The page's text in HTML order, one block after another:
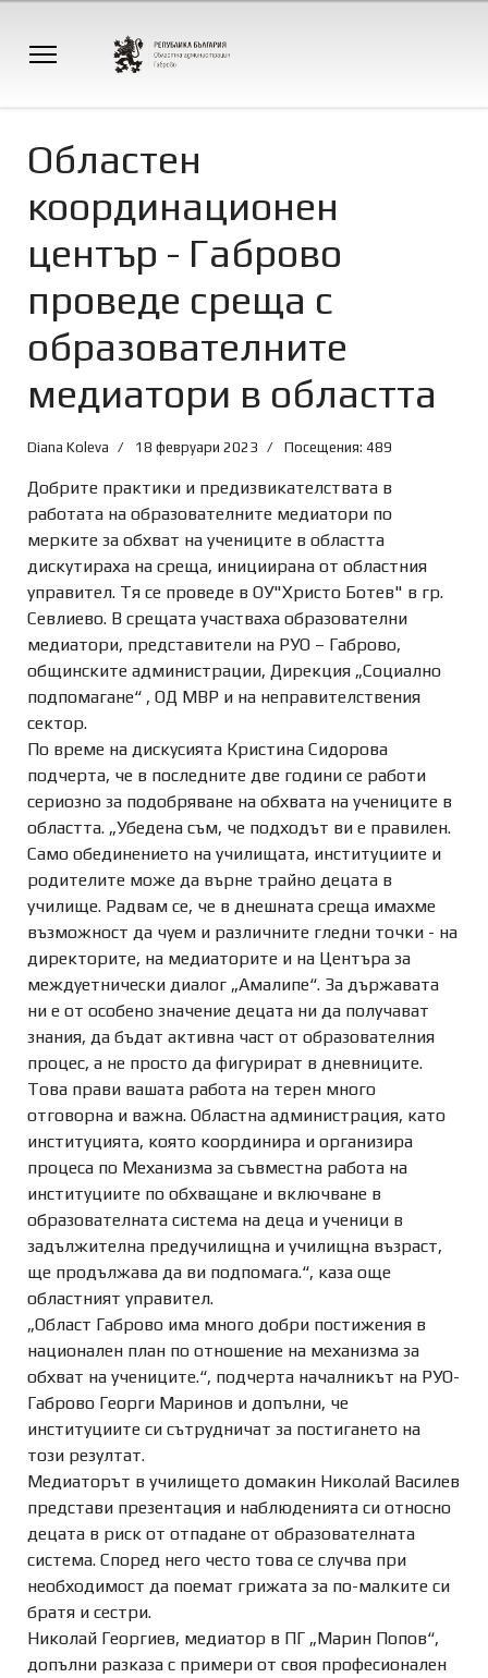
Областен
координационен
център - Габрово
проведе среща с
образователните
медиатори в областта
Diana Koleva 18 февруари 2023 Посещения: 489
Добрите практики и предизвикателствата в
работата на образователните медиатори по
мерките за обхват на учениците в областта
дискутираха на среща, инициирана от областния
управител. Тя се проведе в ОУ"Христо Ботев" в гр.
Севлиево. В срещата участваха образователни
медиатори, представители на РУО – Габрово,
общинските администрации, Дирекция „Социално
подпомагане“ , ОД МВР и на неправителствения
сектор.
По време на дискусията Кристина Сидорова
подчерта, че в последните две години се работи
сериозно за подобряване на обхвата на учениците в
областта. „Убедена съм, че подходът ви е правилен.
Само обединението на училищата, институциите и
родителите може да върне трайно децата в
училище. Радвам се, че в днешната среща имахме
възможност да чуем и различните гледни точки - на
директорите, на медиаторите и на Центъра за
междуетнически диалог „Амалипе“. За държавата
ни е от особено значение децата ни да получават
знания, да бъдат активна част от образователния
процес, а не просто да фигурират в дневниците.
Това прави вашата работа на терен много
отговорна и важна. Областна администрация, като
институцията, която координира и организира
процеса по Механизма за съвместна работа на
институциите по обхващане и включване в
образователната система на деца и ученици в
задължителна предучилищна и училищна възраст,
ще продължава да ви подпомага.“, каза още
областният управител.
„Област Габрово има много добри постижения в
национален план по отношение на механизма за
обхват на учениците.“, подчерта началникът на РУО-
Габрово Георги Маринов и допълни, че
институциите си сътрудничат за постигането на
този резултат.
Медиаторът в училището домакин Николай Василев
представи презентация и наблюденията си относно
децата в риск от отпадане от образователната
система. Според него често това се случва при
необходимост да поемат грижата за по-малките си
братя и сестри.
Николай Георгиев, медиатор в ПГ „Марин Попов“,
допълни разказа с примери от своя професионален